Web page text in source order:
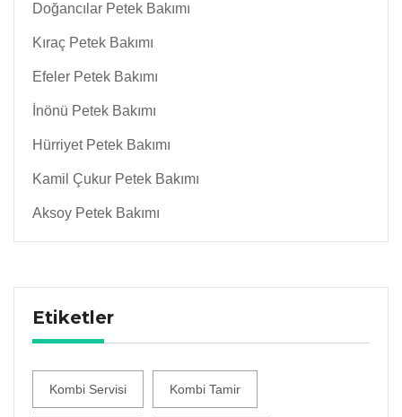
Doğancılar Petek Bakımı
Kıraç Petek Bakımı
Efeler Petek Bakımı
İnönü Petek Bakımı
Hürriyet Petek Bakımı
Kamil Çukur Petek Bakımı
Aksoy Petek Bakımı
Etiketler
Kombi Servisi Kombi Tamir